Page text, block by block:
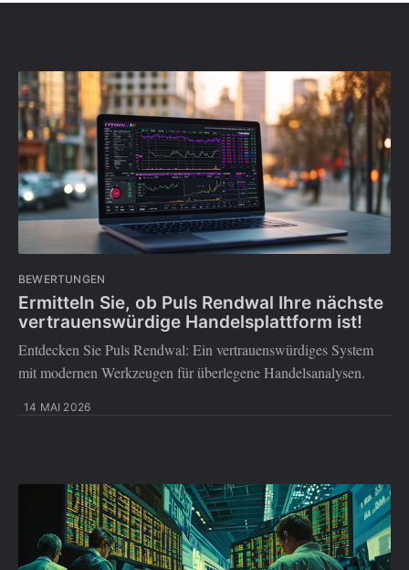
BEWERTUNGEN
Ermitteln Sie, ob Puls Rendwal Ihre nächste
vertrauenswürdige Handelsplattform ist!
Entdecken Sie Puls Rendwal: Ein vertrauenswürdiges System
mit modernen Werkzeugen für überlegene Handelsanalysen.
14 MAI 2026